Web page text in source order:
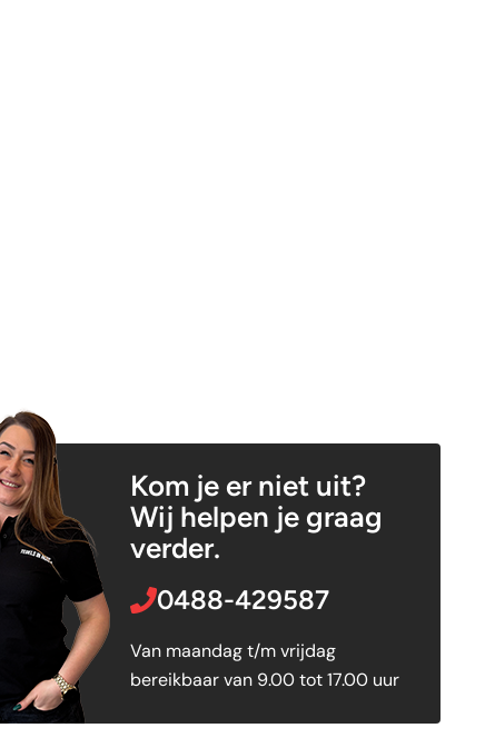
Kom je er niet uit?
Wij helpen je graag
verder.
0488-429587
Van maandag t/m vrijdag
bereikbaar van 9.00 tot 17.00 uur